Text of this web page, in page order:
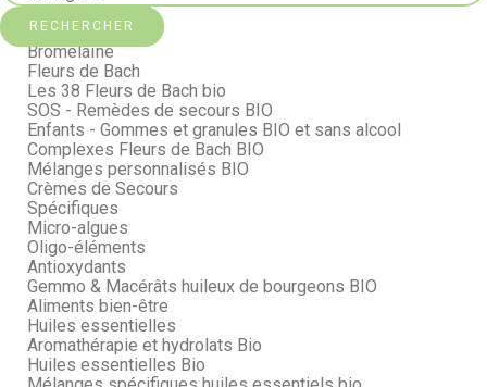
RECHERCHER
Immuno Support
Cœur & Artères
Bromélaïne
Fleurs de Bach
Les 38 Fleurs de Bach bio
SOS - Remèdes de secours BIO
Enfants - Gommes et granules BIO et sans alcool
Complexes Fleurs de Bach BIO
Mélanges personnalisés BIO
Crèmes de Secours
Spécifiques
Micro-algues
Oligo-éléments
Antioxydants
Gemmo & Macérâts huileux de bourgeons BIO
Aliments bien-être
Huiles essentielles
Aromathérapie et hydrolats Bio
Huiles essentielles Bio